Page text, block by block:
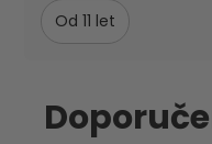
Od 11 let